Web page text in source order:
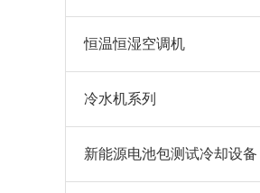
恒温恒湿空调机
冷水机系列
新能源电池包测试冷却设备